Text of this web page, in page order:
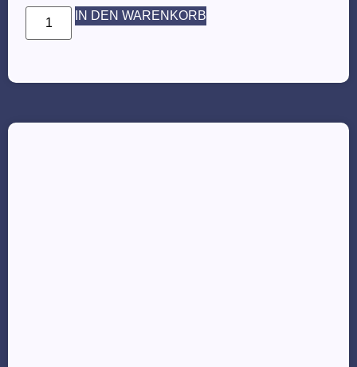
IN DEN WARENKORB